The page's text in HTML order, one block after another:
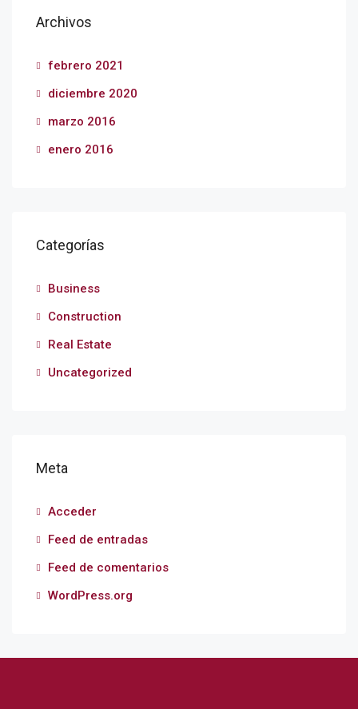
Archivos
febrero 2021
diciembre 2020
marzo 2016
enero 2016
Categorías
Business
Construction
Real Estate
Uncategorized
Meta
Acceder
Feed de entradas
Feed de comentarios
WordPress.org